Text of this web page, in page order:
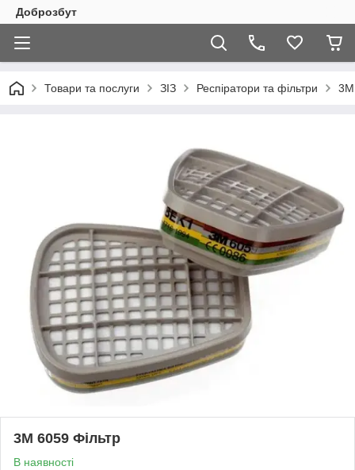
Доброзбут
Товари та послуги ЗІЗ Респіратори та фільтри
3M 6059 Фільтр
В наявності